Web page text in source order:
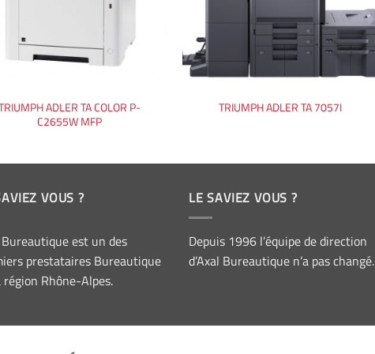
ADLER TA COLOR P-
C2655W MFP
TRIUMPH ADLER TA 7057I
VOUS ?
est un des
prestataires Bureautique
région Rhône-Alpes.
LE SAVIEZ VOUS ?
Depuis 1996 l’équipe de direction
d’Axal Bureautique n’a pas changé.